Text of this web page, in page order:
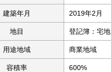
建築年月 2019年2月
地目 登記簿：宅地
用途地域 商業地域
容積率 600%